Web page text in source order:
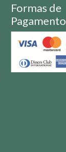
Formas de
Pagamento